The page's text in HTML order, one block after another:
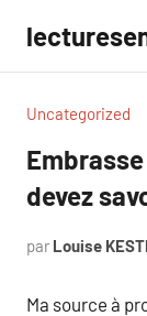
contenu
Uncategorized
devez
par Louise
Ma source à